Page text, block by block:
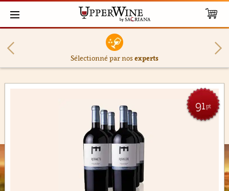
Sélectionné par nosexperts
91pt